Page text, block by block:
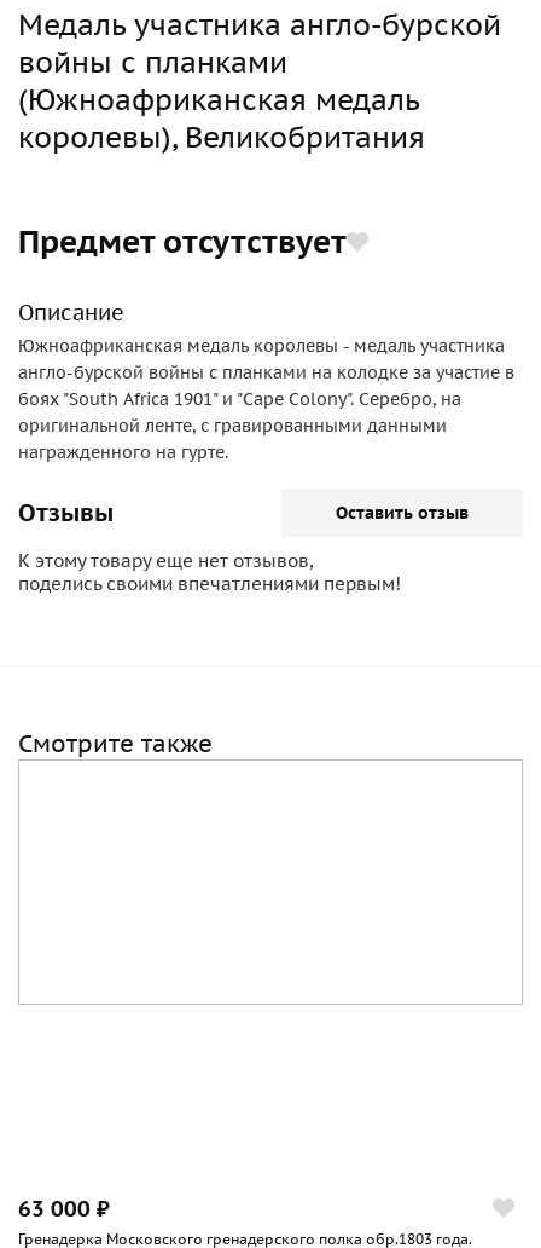
Медаль участника англо-бурской
войны с планками
(Южноафриканская медаль
королевы), Великобритания
Предмет отсутствует
Описание
Южноафриканская медаль королевы - медаль участника
англо-бурской войны с планками на колодке за участие в
боях "South Africa 1901" и "Cape Colony". Серебро, на
оригинальной ленте, с гравированными данными
награжденного на гурте.
Отзывы Оставить отзыв
К этому товару еще нет отзывов,
поделись своими впечатлениями первым!
Смотрите также
63 000 ₽
Гренадерка Московского гренадерского полка обр.1803 года.